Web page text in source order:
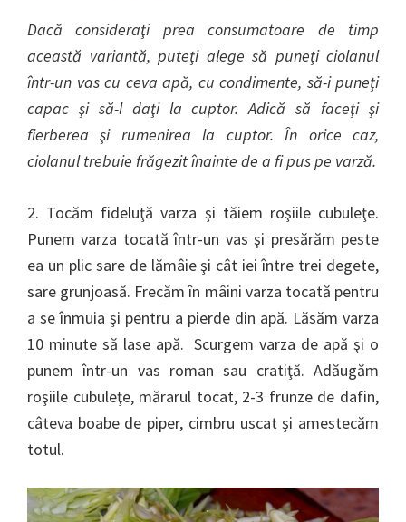
Dacă consideraţi prea consumatoare de timp
această variantă, puteţi alege să puneţi ciolanul
într-un vas cu ceva apă, cu condimente, să-i puneţi
capac şi să-l daţi la cuptor. Adică să faceţi şi
fierberea şi rumenirea la cuptor. În orice caz,
ciolanul trebuie frăgezit înainte de a fi pus pe varză.
2. Tocăm fideluţă varza şi tăiem roşiile cubuleţe.
Punem varza tocată într-un vas şi presărăm peste
ea un plic sare de lămâie şi cât iei între trei degete,
sare grunjoasă. Frecăm în mâini varza tocată pentru
a se înmuia şi pentru a pierde din apă. Lăsăm varza
10 minute să lase apă. Scurgem varza de apă şi o
punem într-un vas roman sau cratiţă. Adăugăm
roşiile cubuleţe, mărarul tocat, 2-3 frunze de dafin,
câteva boabe de piper, cimbru uscat şi amestecăm
totul.